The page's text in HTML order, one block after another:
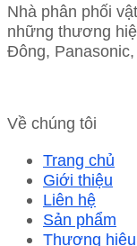
Nhà phân phối
những thương
Đông,
Về chúng tôi
Trang chủ
Giới thiệu
Liên hệ
Sản phẩm
Thương hiệu